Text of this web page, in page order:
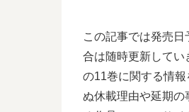
この記事では発売
合は随時更新してい
の11巻に関する情
ぬ休載理由や延期の